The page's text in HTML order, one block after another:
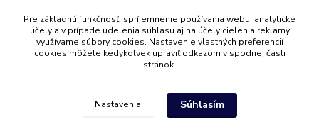
+421 908 861 051
(Po - Pia 7:30-15:30)
info@mati.sk
Pre základnú funkčnosť, spríjemnenie používania webu, analytické
účely a v prípade udelenia súhlasu aj na účely cielenia reklamy
využívame súbory cookies. Nastavenie vlastných preferencií
cookies môžete kedykoľvek upraviť odkazom v spodnej časti
stránok.
Nastavenia Súhlasím